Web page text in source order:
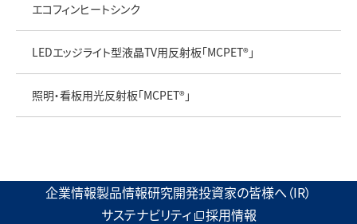
エコフィンヒートシンク
LEDエッジライト型液晶TV用反射板「MCPET®」
照明・看板用光反射板「MCPET®」
企業情報製品情報研究開発投資家の皆様へ（IR）
サステナビリティ
採用情報